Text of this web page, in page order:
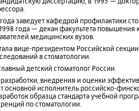
заведует кафедрой профилактики
года — декан факультета повышения
медицинских вузов.
вице-президентом Российской
в стоматологии.
детский стоматолог России.
внедрения и оценки
основной исполнитель российско-
образца стандарта учебной
по стоматологии.